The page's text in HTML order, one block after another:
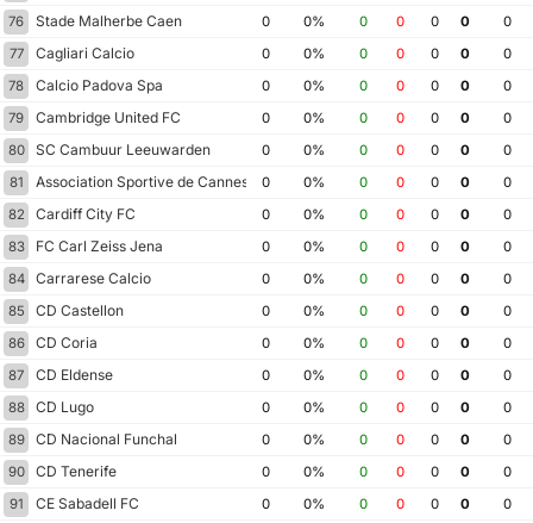
76
Stade Malherbe Caen 0 0% 0 0 0 0
0
77
Cagliari Calcio 0 0% 0 0 0 0
0
78
Calcio Padova Spa 0 0% 0 0 0 0
0
79
Cambridge United FC 0 0% 0 0 0 0
0
80
SC Cambuur Leeuwarden 0 0% 0 0 0 0
0
81
Association Sportive de Cannes 0 0% 0 0 0 0
0
82
Cardiff City FC 0 0% 0 0 0 0
0
83
FC Carl Zeiss Jena 0 0% 0 0 0 0
0
84
Carrarese Calcio 0 0% 0 0 0 0
0
85
CD Castellon 0 0% 0 0 0 0
0
86
CD Coria 0 0% 0 0 0 0
0
87
CD Eldense 0 0% 0 0 0 0
0
88
CD Lugo 0 0% 0 0 0 0
0
89
CD Nacional Funchal 0 0% 0 0 0 0
0
90
CD Tenerife 0 0% 0 0 0 0
0
91
CE Sabadell FC 0 0% 0 0 0 0
0